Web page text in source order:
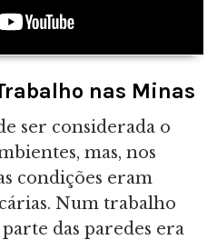
nas Minas
ser considerada o
mas, nos
condições eram
Num trabalho
das paredes era